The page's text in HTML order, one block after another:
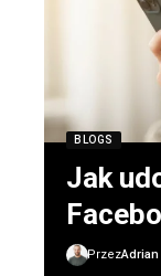
BLOGS
Jak
Przez